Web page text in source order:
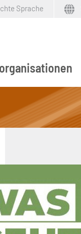
Sprache